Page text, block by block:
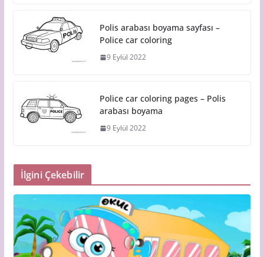
Polis arabası boyama sayfası –
Police car coloring
9 Eylül 2022
Police car coloring pages – Polis
arabası boyama
9 Eylül 2022
İlgini Çekebilir